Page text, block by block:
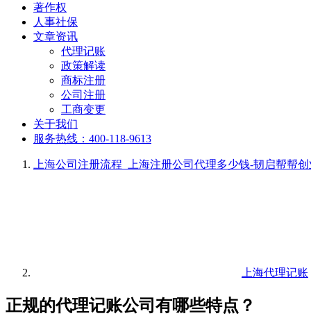
著作权
人事社保
文章资讯
代理记账
政策解读
商标注册
公司注册
工商变更
关于我们
服务热线：400-118-9613
上海公司注册流程_上海注册公司代理多少钱-韧启帮帮创
上海代理记账
正规的代理记账公司有哪些特点？